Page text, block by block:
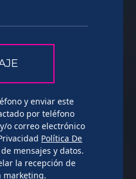
y enviar este
por teléfono
o correo electrónico
Política De
mensajes y datos.
la recepción de
marketing.